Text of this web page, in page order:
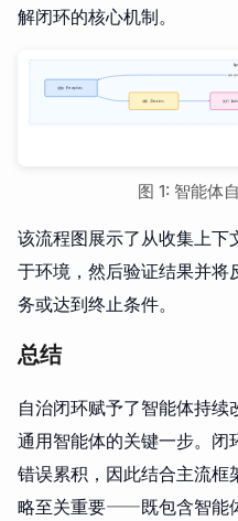
解闭环的核心机制。
图 1: 智能体
该流程图展示了从收集上
于环境，然后验证结果并
务或达到终止条件。
总结
自治闭环赋予了智能体持
通用智能体的关键一步。
错误累积，因此结合主流
略至关重要——既包含智能